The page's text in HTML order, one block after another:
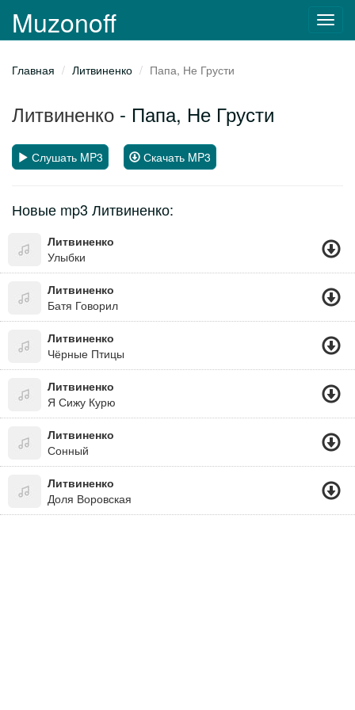
Muzonoff
Главная Литвиненко Папа, Не Грусти
Литвиненко - Папа, Не Грусти
Слушать MP3 Скачать MP3
Новые mp3 Литвиненко:
Литвиненко
Улыбки
Литвиненко
Батя Говорил
Литвиненко
Чёрные Птицы
Литвиненко
Я Сижу Курю
Литвиненко
Сонный
Литвиненко
Доля Воровская